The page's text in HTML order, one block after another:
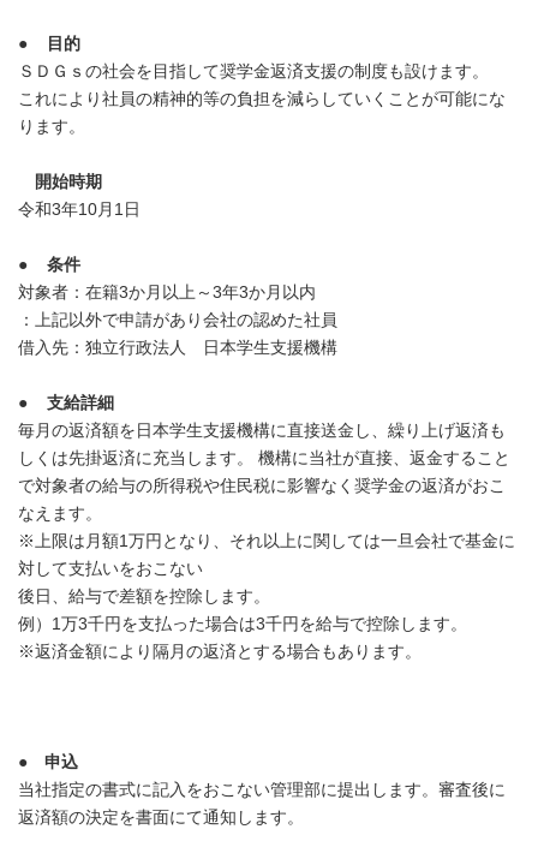
●
目的
ＳＤＧｓの社会を目指して奨学金返済支援の制度も設けます。
これにより社員の精神的等の負担を減らしていくことが可能にな
ります。
開始時期
令和3年10月1日
● 条件
対象者：在籍3か月以上～3年3か月以内
：上記以外で申請があり会社の認めた社員
借入先：独立行政法人 日本学生支援機構
● 支給詳細
毎月の返済額を日本学生支援機構に直接送金し、繰り上げ返済も
しくは先掛返済に充当します。 機構に当社が直接、返金すること
で対象者の給与の所得税や住民税に影響なく奨学金の返済がおこ
なえます。
※上限は月額1万円となり、それ以上に関しては一旦会社で基金に
対して支払いをおこない
後日、給与で差額を控除します。
例）1万3千円を支払った場合は3千円を給与で控除します。
※返済金額により隔月の返済とする場合もあります。
● 申込
当社指定の書式に記入をおこない管理部に提出します。審査後に
返済額の決定を書面にて通知します。